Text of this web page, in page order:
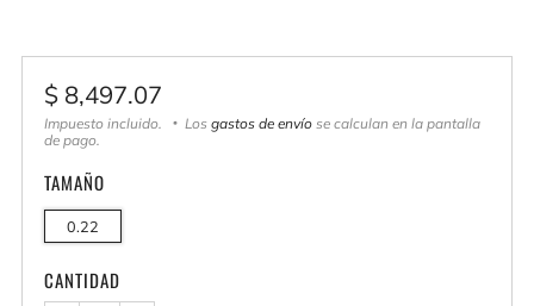
Precio
habitual
$ 8,497.07
Impuesto incluido. Los gastos de envío se calculan en la pantalla
de pago.
TAMAÑO
0.22
CANTIDAD